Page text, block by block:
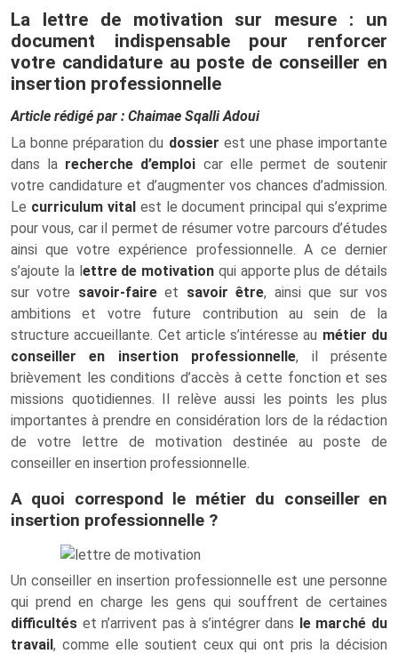
La lettre de motivation sur mesure : un
document indispensable pour renforcer
votre candidature au poste de conseiller en
insertion professionnelle
Article rédigé par : Chaimae Sqalli Adoui
La bonne préparation du dossier est une phase importante
dans la recherche d’emploi car elle permet de soutenir
votre candidature et d’augmenter vos chances d’admission.
Le curriculum vitalest le document principal qui s’exprime
pour vous, car il permet de résumer votre parcours d’études
ainsi que votre expérience professionnelle. A ce dernier
s’ajoute la lettre de motivation qui apporte plus de détails
sur votre savoir-faireet savoir être, ainsi que sur vos
ambitions et votre future contribution au sein de la
structure accueillante. Cet article s’intéresse au métier du
conseiller en insertion professionnelle, il présente
brièvement les conditions d’accès à cette fonction et ses
missions quotidiennes. Il relève aussi les points les plus
importantes à prendre en considération lors de la rédaction
de votre lettre de motivation destinée au poste de
conseiller en insertion professionnelle.
A quoi correspond le métier du conseiller en
insertion professionnelle ?
Un conseiller en insertion professionnelle est une personne
qui prend en charge les gens qui souffrent de certaines
difficultés et n’arrivent pas à s’intégrer dans le marché du
travail, comme elle soutient ceux qui ont pris la décision